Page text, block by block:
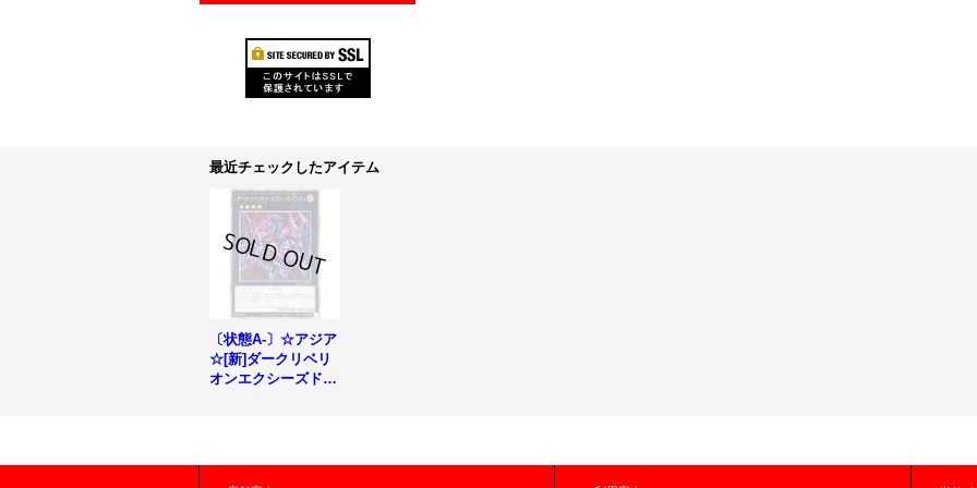
最近チェックしたアイテム
〔状態A-〕☆アジア
☆[新]ダークリベリ
オンエクシーズドラ